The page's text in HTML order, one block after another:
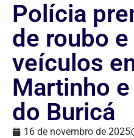
Polícia
de roubo
veículos
Martinho
do Buricá
16 de novembro de 2025